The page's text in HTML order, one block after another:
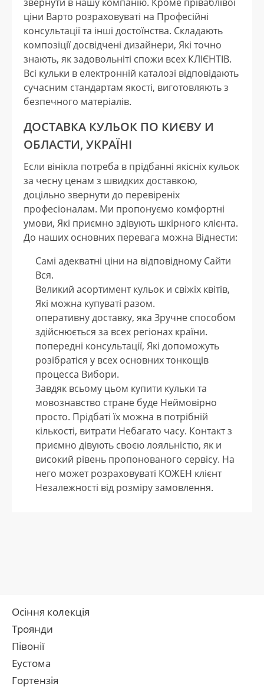
ціни Варто розраховуваті на Професійні
консультації та інші достоїнства. Складають
композіції досвідчені дизайнери, Які точно
знають, як задовольніті спожи всех КЛІЄНТІВ.
Всі кульки в електронній каталозі відповідають
сучасним стандартам якості, виготовляють з
безпечного матеріалів.
ДОСТАВКА КУЛЬОК ПО КИЄВУ И
ОБЛАСТИ, УКРАЇНІ
Если вінікла потреба в прідбанні якісніх кульок
за чесну ценам з швидких доставкою,
доцільно звернути до перевіреніх
професіоналам. Ми пропонуємо комфортні
умови, Які приємно здівують шкірного клієнта.
До наших основних перевага можна Віднести:
Самі адекватні ціни на відповідному Сайти
Вся.
Великий асортимент кульок и свіжіх квітів,
Які можна купуваті разом.
оперативну доставку, яка Зручне способом
здійснюється за всех регіонах країни.
попередні консультації, Які допоможуть
розібратіся у всех основних тонкощів
процесса Вибори.
Завдяк всьому цьом купити кульки та
мовознавство стране буде Неймовірно
просто. Прідбаті їх можна в потрібній
кількості, витрати Небагато часу. Контакт з
приємно дівують своєю лояльністю, як и
високий рівень пропонованого сервісу. На
него может розраховуваті КОЖЕН клієнт
Незалежності від розміру замовлення.
Осіння колекція
Троянди
Півонії
Еустома
Гортензія